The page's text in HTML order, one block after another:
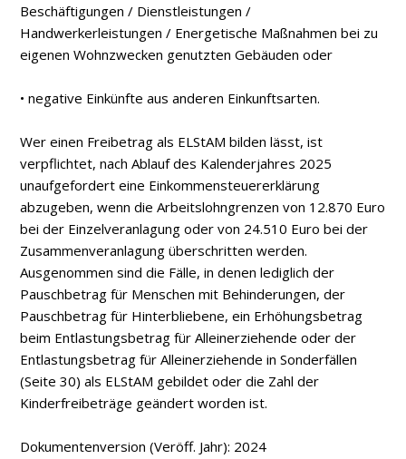
Beschäftigungen / Dienstleistungen /
Handwerkerleistungen / Energetische Maßnahmen bei zu
eigenen Wohnzwecken genutzten Gebäuden oder
• negative Einkünfte aus anderen Einkunftsarten.
Wer einen Freibetrag als ELStAM bilden lässt, ist
verpflichtet, nach Ablauf des Kalenderjahres 2025
unaufgefordert eine Einkommensteuererklärung
abzugeben, wenn die Arbeitslohngrenzen von 12.870 Euro
bei der Einzelveranlagung oder von 24.510 Euro bei der
Zusammenveranlagung überschritten werden.
Ausgenommen sind die Fälle, in denen lediglich der
Pauschbetrag für Menschen mit Behinderungen, der
Pauschbetrag für Hinterbliebene, ein Erhöhungsbetrag
beim Entlastungsbetrag für Alleinerziehende oder der
Entlastungsbetrag für Alleinerziehende in Sonderfällen
(Seite 30) als ELStAM gebildet oder die Zahl der
Kinderfreibeträge geändert worden ist.
Dokumentenversion (Veröff. Jahr): 2024